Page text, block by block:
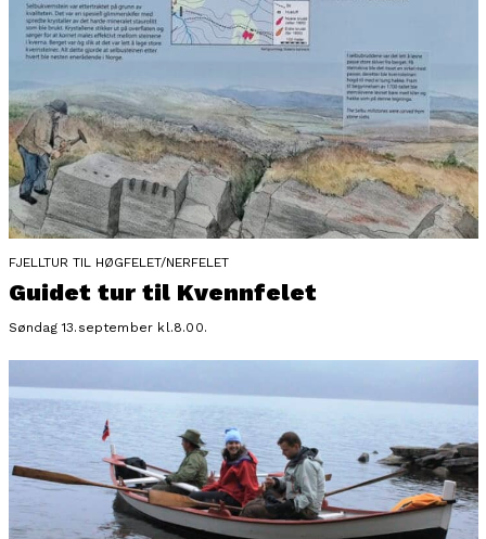
FJELLTUR TIL HØGFELET/NERFELET
Guidet tur til Kvennfelet
Søndag 13.september kl.8.00.